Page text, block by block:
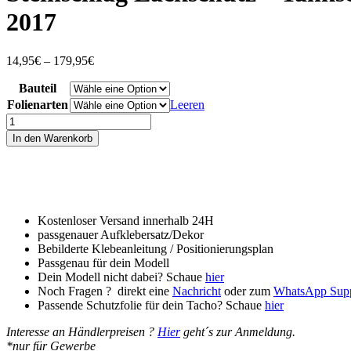
2017
14,95€ – 179,95€Preisspanne:
bis
179,95€
Bauteil
Folienarten
Leeren
Steinschlag
Lackschutz
-
Ducati
Panigale
1199
2012-
2017
Menge
In den Warenkorb
Kostenloser Versand innerhalb 24H
passgenauer Aufklebersatz/Dekor
Bebilderte Klebeanleitung / Positionierungsplan
Passgenau für dein Modell
Dein Modell nicht dabei? Schaue hier
Noch Fragen ? direkt eine Nachricht oder zum WhatsApp
Passende Schutzfolie für dein Tacho? Schaue hier
Interesse an Händlerpreisen ? Hiergeht´s zur Anmeldung.
*nur für Gewerbe